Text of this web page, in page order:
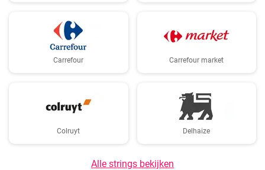
Carrefour Carrefour market
Colruyt Delhaize
Alle strings bekijken